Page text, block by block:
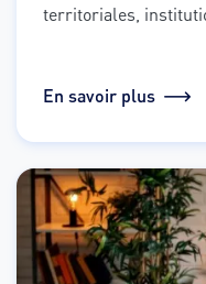
territoriales,
En savoir plus